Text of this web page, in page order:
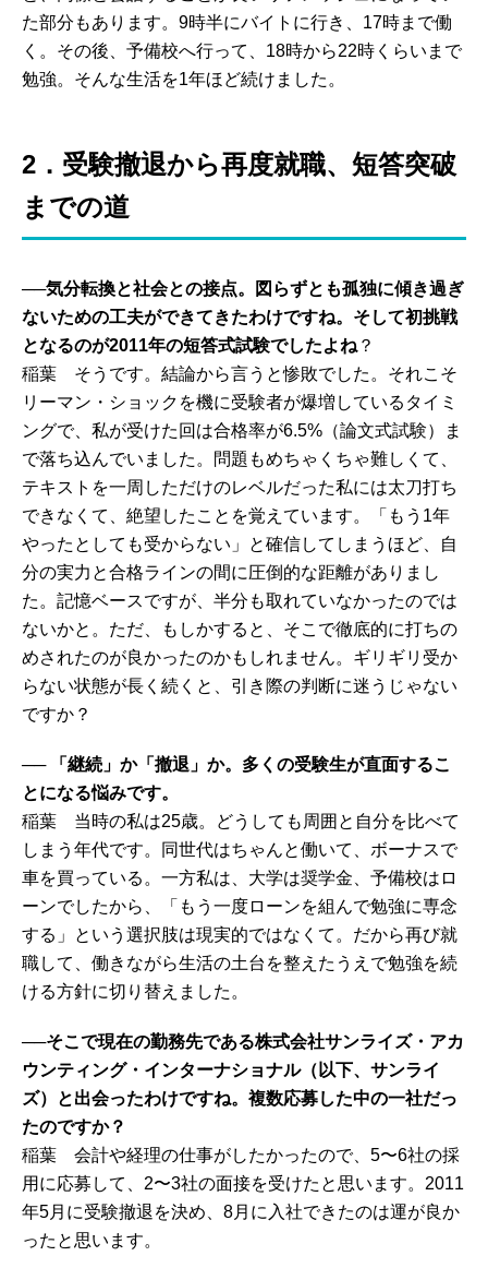
た部分もあります。9時半にバイトに行き、17時まで働
く。その後、予備校へ行って、18時から22時くらいまで
勉強。そんな生活を1年ほど続けました。
2．受験撤退から再度就職、短答突破
までの道
──気分転換と社会との接点。図らずとも孤独に傾き過ぎ
ないための工夫ができてきたわけですね。そして初挑戦
となるのが2011年の短答式試験でしたよね ？
稲葉 そうです。結論から言うと惨敗でした。それこそ
リーマン・ショックを機に受験者が爆増しているタイミ
ングで、私が受けた回は合格率が6.5%（論文式試験）ま
で落ち込んでいました。問題もめちゃくちゃ難しくて、
テキストを一周しただけのレベルだった私には太刀打ち
できなくて、絶望したことを覚えています。「もう1年
やったとしても受からない」と確信してしまうほど、自
分の実力と合格ラインの間に圧倒的な距離がありまし
た。記憶ベースですが、半分も取れていなかったのでは
ないかと。ただ、もしかすると、そこで徹底的に打ちの
めされたのが良かったのかもしれません。ギリギリ受か
らない状態が長く続くと、引き際の判断に迷うじゃない
ですか？
── 「継続」か「撤退」か。多くの受験生が直面するこ
とになる悩みです。
稲葉 当時の私は25歳。どうしても周囲と自分を比べて
しまう年代です。同世代はちゃんと働いて、ボーナスで
車を買っている。一方私は、大学は奨学金、予備校はロ
ーンでしたから、「もう一度ローンを組んで勉強に専念
する」という選択肢は現実的ではなくて。だから再び就
職して、働きながら生活の土台を整えたうえで勉強を続
ける方針に切り替えました。
──そこで現在の勤務先である株式会社サンライズ・アカ
ウンティング・インターナショナル（以下、サンライ
ズ）と出会ったわけですね。複数応募した中の一社だっ
たのですか？
稲葉 会計や経理の仕事がしたかったので、5〜6社の採
用に応募して、2〜3社の面接を受けたと思います。2011
年5月に受験撤退を決め、8月に入社できたのは運が良か
ったと思います。